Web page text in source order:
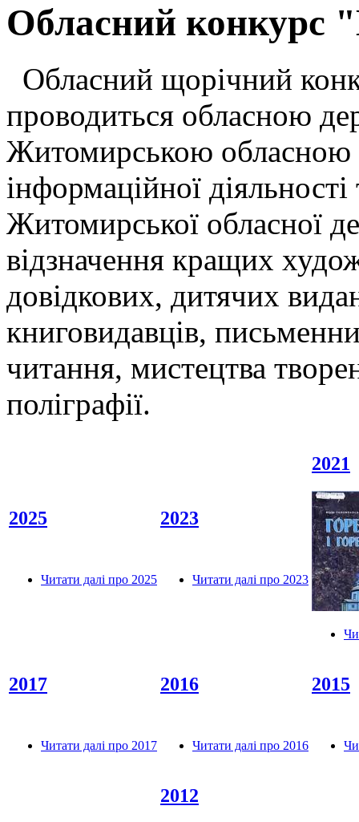
Обласний конкурс
Обласний щорічний
проводиться обласною
Житомирською обласною
інформаційної
Житомирської обласної
відзначення кращих
довідкових, дитячих
книговидавців,
читання, мистецтва
поліграфії.
2025
Читати далі про 2025
2023
Читати далі про 2023
2021
2017
Читати далі про 2017
2016
Читати далі про 2016
2015
2012